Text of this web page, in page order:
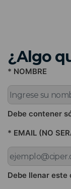
¿Algo
* NOMBRE
Debe contener
* EMAIL (NO
Debe llenar este